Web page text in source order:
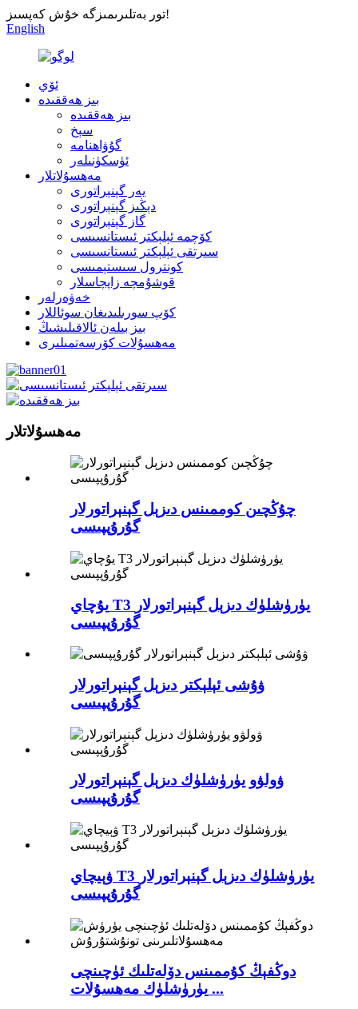
تور بەتلىرىمىزگە خۇش كەپسىز!
English
ئۆي
بىز ھەققىدە
بىز ھەققىدە
سېخ
گۇۋاھنامە
ئۈسكۈنىلەر
مەھسۇلاتلار
يەر گېنېراتورى
دېڭىز گېنېراتورى
گاز گېنېراتورى
كۆچمە ئېلېكتر ئىستانسىسى
سىرتقى ئېلېكتر ئىستانسىسى
كونترول سىستېمىسى
قوشۇمچە زاپچاسلار
خەۋەرلەر
كۆپ سورىلىدىغان سوئاللار
بىز بىلەن ئالاقىلىشىڭ
مەھسۇلات كۆرسەتمىلىرى
مەھسۇلاتلار
چۇڭچىن كوممىنس دىزېل گېنېراتورلار
گۇرۇپپىسى
يۇچاي T3 يۈرۈشلۈك دىزېل گېنېراتورلار
گۇرۇپپىسى
ۋۇشى ئېلېكتر دىزېل گېنېراتورلار
گۇرۇپپىسى
ۋولۋو يۈرۈشلۈك دىزېل گېنېراتورلار
گۇرۇپپىسى
ۋېيچاي T3 يۈرۈشلۈك دىزېل گېنېراتورلار
گۇرۇپپىسى
دوڭفېڭ كۇممىنس دۆلەتلىك ئۈچىنچى
يۈرۈشلۈك مەھسۇلات ...